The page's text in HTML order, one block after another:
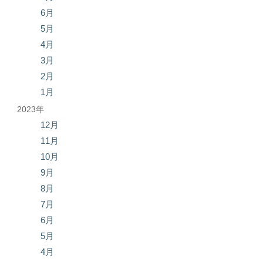
6月
5月
4月
3月
2月
1月
2023年
12月
11月
10月
9月
8月
7月
6月
5月
4月